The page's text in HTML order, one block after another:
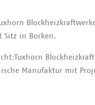
Sitz in Borken.
Manufaktur mit